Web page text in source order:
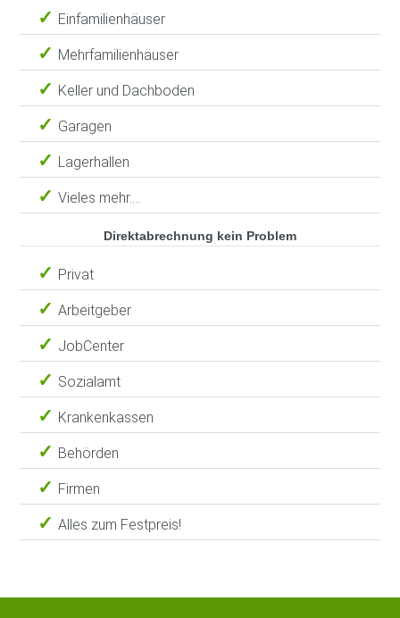
Einfamilienhäuser
Mehrfamilienhäuser
Keller und Dachboden
Garagen
Lagerhallen
Vieles mehr....
Direktabrechnung kein Problem
Privat
Arbeitgeber
JobCenter
Sozialamt
Krankenkassen
Behörden
Firmen
Alles zum Festpreis!